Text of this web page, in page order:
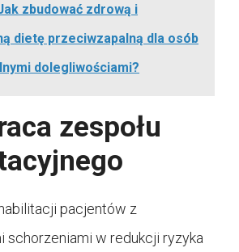
zbudować zdrową i
dietę przeciwzapalną dla osób
dolegliwościami?
zespołu
pacjentów z
schorzeniami w redukcji ryzyka